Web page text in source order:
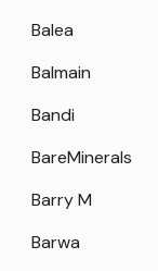
Balea
Balmain
Bandi
BareMinerals
Barry M
Barwa